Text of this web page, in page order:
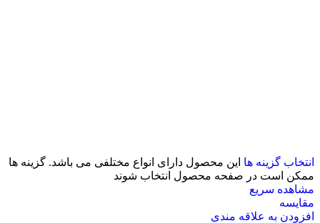
انتخاب گزینه ها این محصول دارای انواع مختلفی می باشد. گزینه ها
ممکن است در صفحه محصول انتخاب شوند
مشاهده سریع
مقایسه
افزودن به علاقه مندی